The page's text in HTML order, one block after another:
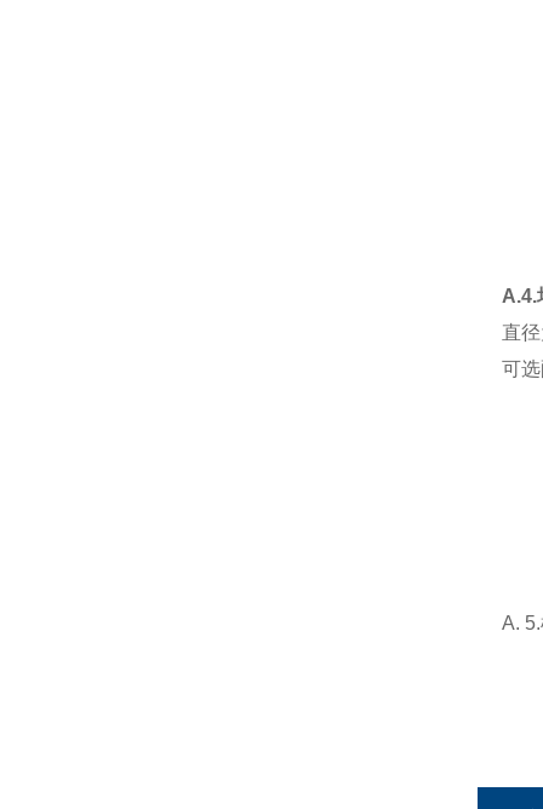
A.4.
直
可
A.